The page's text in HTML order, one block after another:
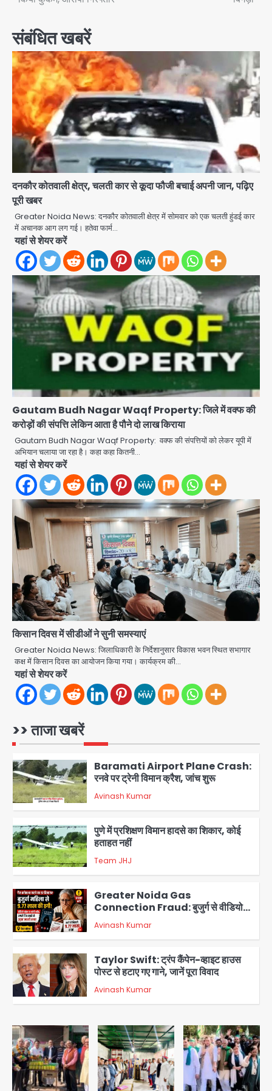
संबंधित खबरें
दनकौर कोतवाली क्षेत्र, चलती कार से कूदा फौजी बचाई अपनी जान, पढ़िए
पूरी खबर
Greater Noida News: दनकौर कोतवाली क्षेत्र में सोमवार को एक चलती हुंडई कार
में अचानक आग लग गई। हतेवा फार्म…
यहां से शेयर करें
Gautam Budh Nagar Waqf Property: जिले में वक्फ की
करोड़ों की संपत्ति लेकिन आता है पौने दो लाख किराया
Gautam Budh Nagar Waqf Property: वक्फ की संपत्तियों को लेकर यूपी में
अभियान चलाया जा रहा है। कहा कहा कितनी…
यहां से शेयर करें
किसान दिवस में सीडीओं ने सुनी समस्याएं
Greater Noida News: जिलाधिकारी के निर्देशानुसार विकास भवन स्थित सभागार
कक्ष में किसान दिवस का आयोजन किया गया। कार्यक्रम की…
यहां से शेयर करें
>> ताजा खबरें
2
Baramati Airport Plane Crash:
रनवे पर ट्रेनी विमान क्रैश, जांच शुरू
Avinash Kumar
3
पुणे में प्रशिक्षण विमान हादसे का शिकार, कोई
हताहत नहीं
Team JHJ
4
Greater Noida Gas
Connection Fraud: बुजुर्ग से वीडियो
कॉल पर 9.77 लाख की साइबर फ्रॉड
Avinash Kumar
5
Taylor Swift: ट्रंप कैंपेन-व्हाइट हाउस
पोस्ट से हटाए गए गाने, जानें पूरा विवाद
Avinash Kumar
1
Air India Phuket Delhi flight:
कैप्टन का डोप टेस्ट पॉजिटिव, 17 घायल;
DGCA जांच जारी
Avinash Kumar
2
Baramati Airport Plane Crash:
3
पुणे में प्रशिक्षण विमान हादसे का शिकार, कोई
हताहत नहीं
Team JHJ
4
Greater Noida Gas
Connection Fraud: बुजुर्ग से वीडियो
कॉल पर 9.77 लाख की साइबर फ्रॉड
Avinash Kumar
5
Taylor Swift: ट्रंप कैंपेन-व्हाइट हाउस
पोस्ट से हटाए गए गाने, जानें पूरा विवाद
Avinash Kumar
1
Air India Phuket Delhi flight:
कैप्टन का डोप टेस्ट पॉजिटिव, 17 घायल;
DGCA जांच जारी
Avinash Kumar
2
Baramati Airport Plane Crash:
रनवे पर ट्रेनी विमान क्रैश, जांच शुरू
Avinash Kumar